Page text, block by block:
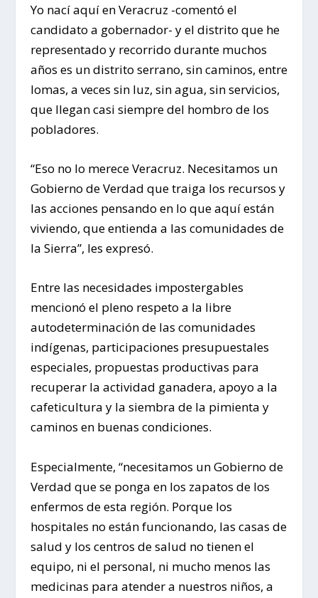
Yo nací aquí en Veracruz -comentó el
candidato a gobernador- y el distrito que he
representado y recorrido durante muchos
años es un distrito serrano, sin caminos, entre
lomas, a veces sin luz, sin agua, sin servicios,
que llegan casi siempre del hombro de los
pobladores.
“Eso no lo merece Veracruz. Necesitamos un
Gobierno de Verdad que traiga los recursos y
las acciones pensando en lo que aquí están
viviendo, que entienda a las comunidades de
la Sierra”, les expresó.
Entre las necesidades impostergables
mencionó el pleno respeto a la libre
autodeterminación de las comunidades
indígenas, participaciones presupuestales
especiales, propuestas productivas para
recuperar la actividad ganadera, apoyo a la
cafeticultura y la siembra de la pimienta y
caminos en buenas condiciones.
Especialmente, “necesitamos un Gobierno de
Verdad que se ponga en los zapatos de los
enfermos de esta región. Porque los
hospitales no están funcionando, las casas de
salud y los centros de salud no tienen el
equipo, ni el personal, ni mucho menos las
medicinas para atender a nuestros niños, a